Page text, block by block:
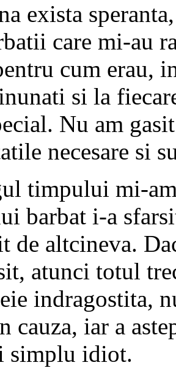
exista
care mi-au
cum erau,
si la
Nu am
necesare si
timpului mi-
barbat i-a
de altcineva.
atunci totul
indragostita,
cauza, iar a
simplu idiot.